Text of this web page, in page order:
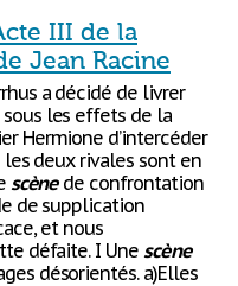
III de la
Jean Racine
a décidé de livrer
sous les effets de la
Hermione d’intercéder
deux rivales sont en
scènede confrontation
de supplication
et nous
défaite. I Une scène
désorientés. a)Elles